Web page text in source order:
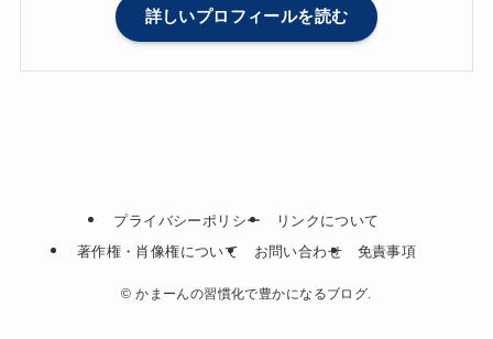
詳しいプロフィールを読む
プライバシーポリシー
リンクについて
著作権・肖像権について
お問い合わせ 免責事項
© かまーんの習慣化で豊かになるブログ.